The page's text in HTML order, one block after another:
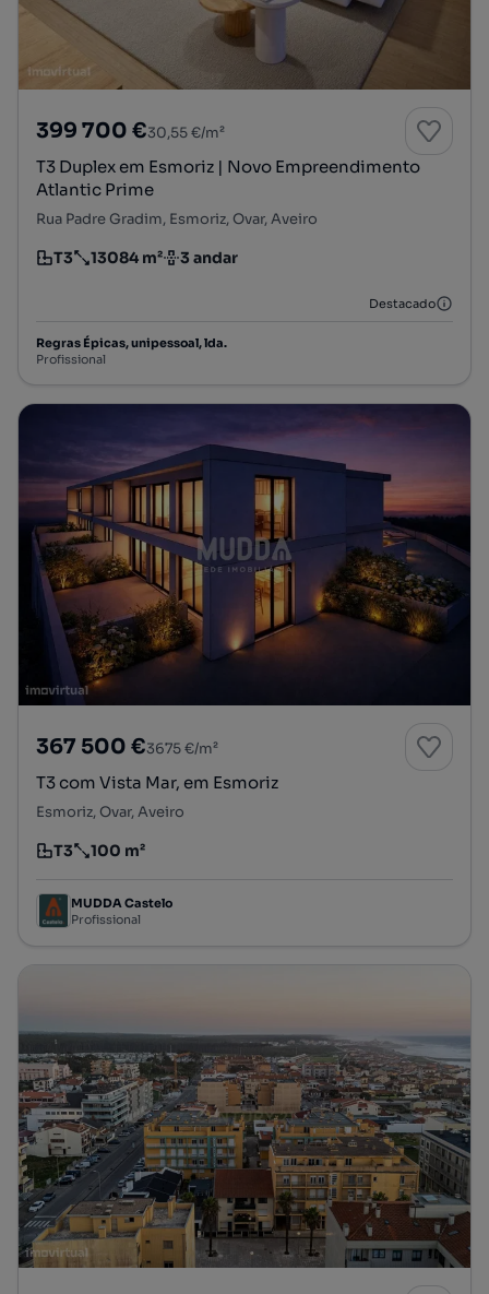
399 700 €30,55 €/m²
T3 Duplex em Esmoriz | Novo Empreendimento
Atlantic Prime
Rua Padre Gradim, Esmoriz, Ovar, Aveiro
Tipologia
T3
Preço por metro quadrado
13084 m²
Andar 3 andar
Destacado
Regras Épicas, unipessoal, lda.
Profissional
367 500 €3675 €/m²
T3 com Vista Mar, em Esmoriz
Esmoriz, Ovar, Aveiro
Tipologia
T3
Preço por metro quadrado
100 m²
MUDDA Castelo
Profissional